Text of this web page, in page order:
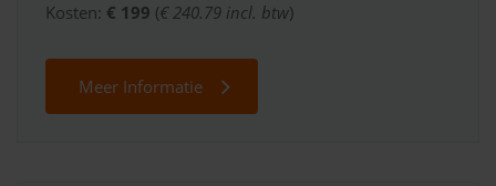
Kosten: € 199 (€ 240.79 incl. btw)
Meer Informatie